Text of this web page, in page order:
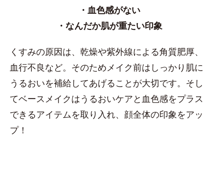
・血色感がない
・なんだか肌が重たい印象
くすみの原因は、乾燥や紫外線による角質肥厚、
血行不良など。そのためメイク前はしっかり肌に
うるおいを補給してあげることが大切です。そし
てベースメイクはうるおいケアと血色感をプラス
できるアイテムを取り入れ、顔全体の印象をアッ
プ！